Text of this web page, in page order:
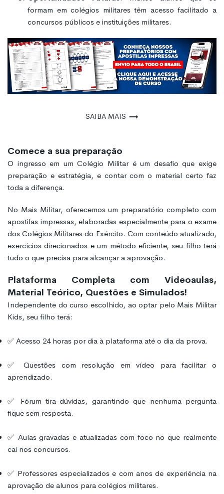
formam em colégios militares têm acesso facilitado a
concursos públicos e instituições militares.
Saiba mais
Comece a sua preparação
O ingresso em um Colégio Militar é um desafio que exige
preparação e estratégia, e contar com o material certo faz
toda a diferença.
No Mais Militar, oferecemos um preparatório completo com
apostilas impressas, elaboradas especialmente para o exame
dos Colégios Militares do Exército. Com conteúdo atualizado,
exercícios direcionados e um método eficiente, seu filho terá
tudo o que precisa para alcançar a aprovação.
Plataforma Completa com Videoaulas,
Material Teórico, Questões e Simulados!
Independente do curso escolhido, ao optar pelo Mais Militar
Kids, seu filho terá:
✅ Acesso 24 horas por dia à plataforma até o dia da prova.
✅ Questões com resolução em vídeo para facilitar o
aprendizado.
✅ Fórum tira-dúvidas, garantindo que nenhuma pergunta
fique sem resposta.
✅ Aulas gravadas e atualizadas com foco no que realmente
cai nos concursos.
✅ Professores especializados e com anos de experiência na
aprovação de alunos para colégios militares.